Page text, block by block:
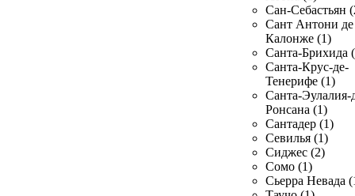
Сан-Себастьян
Сант Антони де
Калонже (1)
Санта-Брихида
Санта-Крус-де-
Тенерифе (1)
Санта-Эулалия-
Ронсана (1)
Сантадер (1)
Севилья (1)
Сиджес (2)
Сомо (1)
Сьерра Невада